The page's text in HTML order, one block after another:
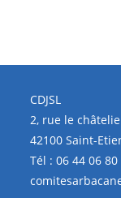
CDJSL
2, rue le
42100 Saint-
Tél :06 44 06 80